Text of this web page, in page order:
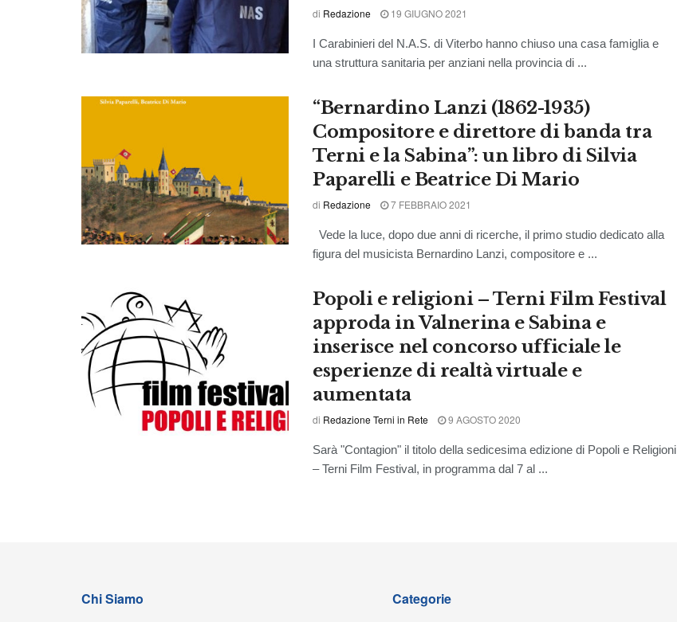
di Redazione 19 GIUGNO 2021
I Carabinieri del N.A.S. di Viterbo hanno chiuso una casa famiglia e
una struttura sanitaria per anziani nella provincia di ...
“Bernardino Lanzi (1862-1935)
Compositore e direttore di banda tra
Terni e la Sabina”: un libro di Silvia
Paparelli e Beatrice Di Mario
di Redazione 7 FEBBRAIO 2021
Vede la luce, dopo due anni di ricerche, il primo studio dedicato alla
figura del musicista Bernardino Lanzi, compositore e ...
Popoli e religioni – Terni Film Festival
approda in Valnerina e Sabina e
inserisce nel concorso ufficiale le
esperienze di realtà virtuale e
aumentata
di Redazione Terni in Rete 9 AGOSTO 2020
Sarà "Contagion" il titolo della sedicesima edizione di Popoli e Religioni
– Terni Film Festival, in programma dal 7 al ...
Chi Siamo Categorie